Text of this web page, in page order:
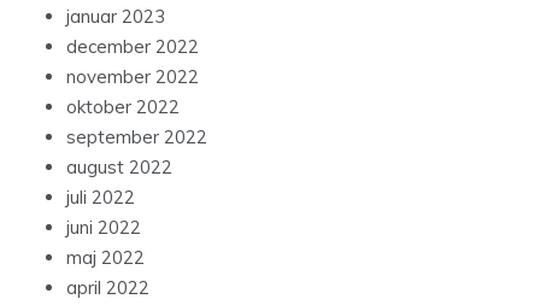
januar 2023
december 2022
november 2022
oktober 2022
september 2022
august 2022
juli 2022
juni 2022
maj 2022
april 2022